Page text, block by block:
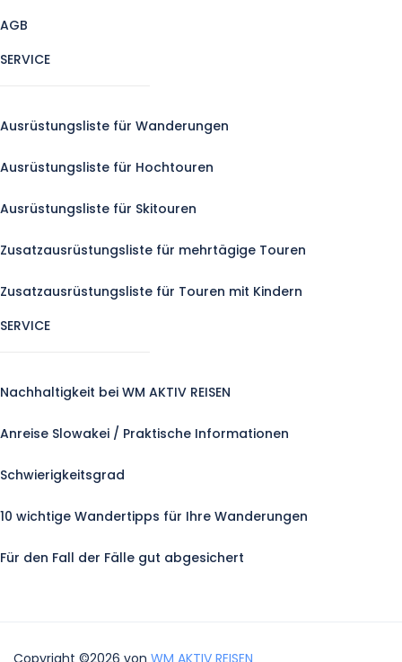
AGB
SERVICE
Ausrüstungsliste für Wanderungen
Ausrüstungsliste für Hochtouren
Ausrüstungsliste für Skitouren
Zusatzausrüstungsliste für mehrtägige Touren
Zusatzausrüstungsliste für Touren mit Kindern
SERVICE
Nachhaltigkeit bei WM AKTIV REISEN
Anreise Slowakei / Praktische Informationen
Schwierigkeitsgrad
10 wichtige Wandertipps für Ihre Wanderungen
Für den Fall der Fälle gut abgesichert
Copyright ©2026 von WM AKTIV REISEN